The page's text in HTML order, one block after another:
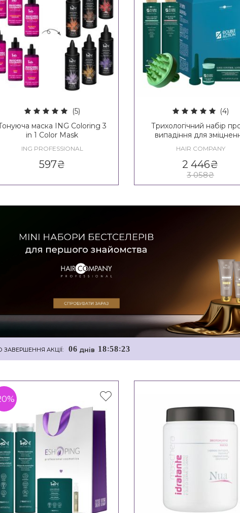
(5)
маска ING Coloring 3
in 1 Color Mask
ING PROFESSIONAL
597₴
(4)
Трихологічний набір
випадіння для
Action Loss Control
HAIR COMPANY
2 446₴
3 058₴
ЗАВЕРШЕННЯ АКЦІЇ: 06 днiв 18:58:22